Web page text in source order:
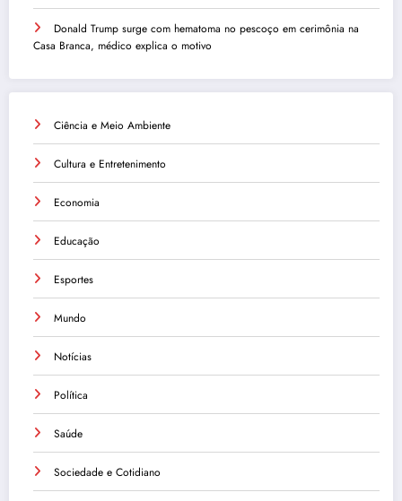
Donald Trump surge com hematoma no pescoço em cerimônia na
Casa Branca, médico explica o motivo
Ciência e Meio Ambiente
Cultura e Entretenimento
Economia
Educação
Esportes
Mundo
Notícias
Política
Saúde
Sociedade e Cotidiano